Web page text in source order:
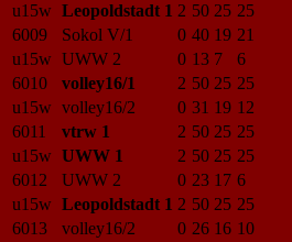
u15w Leopoldstadt 1 2 50 25 25
6009
Sokol V/1 0 40 19 21
u15w UWW 2 0 13 7
6
6010
volley16/1 2 50 25 25
u15w volley16/2 0 31 19 12
6011
vtrw 1 2 50 25 25
u15w UWW 1 2 50 25 25
6012
UWW 2 0 23 17 6
u15w Leopoldstadt 1 2 50 25 25
6013
volley16/2 0 26 16 10